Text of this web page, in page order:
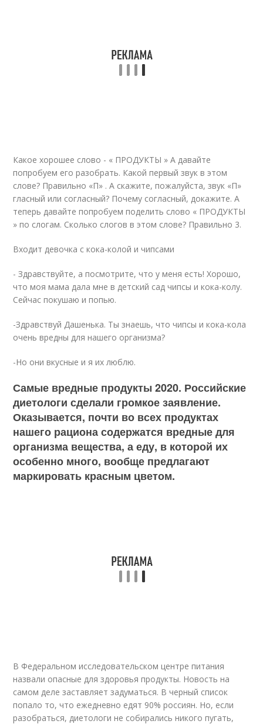
Какое хорошее слово - « ПРОДУКТЫ » А давайте
попробуем его разобрать. Какой первый звук в этом
слове? Правильно «П» . А скажите, пожалуйста, звук «П»
гласный или согласный? Почему согласный, докажите. А
теперь давайте попробуем поделить слово « ПРОДУКТЫ
» по слогам. Сколько слогов в этом слове? Правильно 3.
Входит девочка с кока-колой и чипсами
- Здравствуйте, а посмотрите, что у меня есть! Хорошо,
что моя мама дала мне в детский сад чипсы и кока-колу.
Сейчас покушаю и попью.
-Здравствуй Дашенька. Ты знаешь, что чипсы и кока-кола
очень вредны для нашего организма?
-Но они вкусные и я их люблю.
Самые вредные продукты 2020. Российские
диетологи сделали громкое заявление.
Оказывается, почти во всех продуктах
нашего рациона содержатся вредные для
организма вещества, а еду, в которой их
особенно много, вообще предлагают
маркировать красным цветом.
В Федеральном исследовательском центре питания
назвали опасные для здоровья продукты. Новость на
самом деле заставляет задуматься. В черный список
попало то, что ежедневно едят 90% россиян. Но, если
разобраться, диетологи не собирались никого пугать,